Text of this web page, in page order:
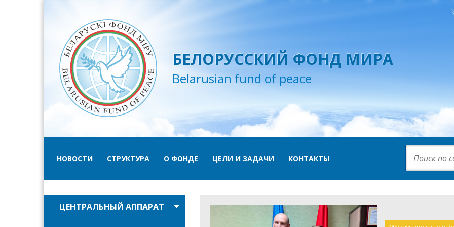
БЕЛОРУССКИЙ ФОНД МИРА
Belarusian fund of peace
НОВОСТИ СТРУКТУРА О ФОНДЕ ЦЕЛИ И ЗАДАЧИ КОНТАКТЫ
ЦЕНТРАЛЬНЫЙ АППАРАТ